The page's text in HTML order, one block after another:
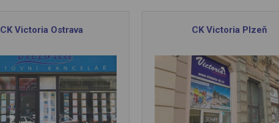
CK Victoria Ostrava CK Victoria Plzeň